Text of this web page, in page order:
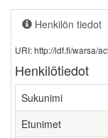
Henkilön tiedot
URI: http://ldf.fi/warsa/
Henkilötiedot
Sukunimi
Etunimet